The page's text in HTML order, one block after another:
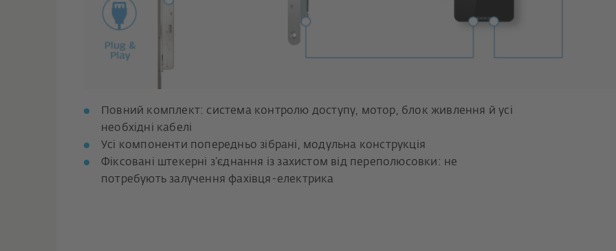
Повний комплект: система контролю доступу, мотор, блок живлення й усі
необхідні кабелі
Усі компоненти попередньо зібрані, модульна конструкція
Фіксовані штекерні з’єднання із захистом від переполюсовки: не
потребують залучення фахівця-електрика